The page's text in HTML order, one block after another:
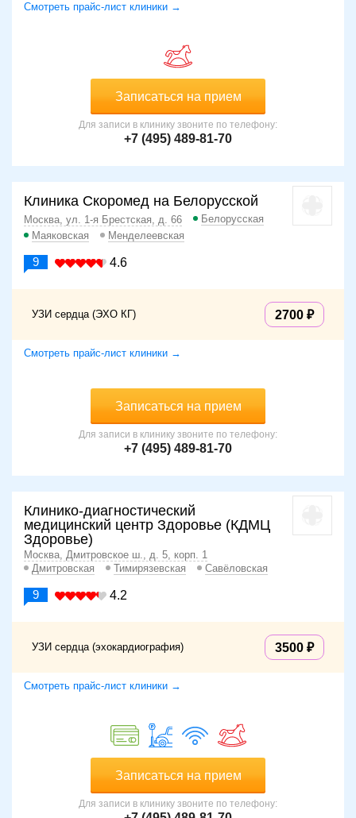
Смотреть прайс-лист клиники →
Записаться на прием
Для записи в клинику звоните по телефону:
+7 (495) 489-81-70
Клиника Скоромед на Белорусской
Москва, ул. 1-я Брестская, д. 66
Белорусская
Маяковская
Менделеевская
9 4.6
УЗИ сердца (ЭХО КГ) 2700
Смотреть прайс-лист клиники →
Записаться на прием
Для записи в клинику звоните по телефону:
+7 (495) 489-81-70
Клинико-диагностический
медицинский центр Здоровье (КДМЦ
Здоровье)
Москва, Дмитровское ш., д. 5, корп. 1
Дмитровская
Тимирязевская Савёловская
9 4.2
УЗИ сердца (эхокардиография) 3500
Смотреть прайс-лист клиники →
Записаться на прием
Для записи в клинику звоните по телефону: